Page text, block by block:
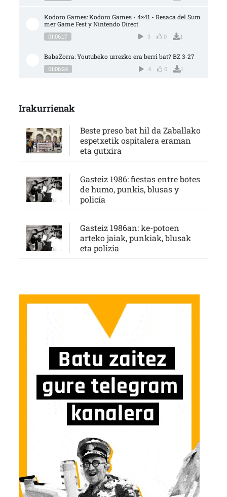
Kodoro Games: Kodoro Games - 4×41 - Resaca del Sum
mer Game Fest y Nintendo Direct
01:06:17 3 0 1
BabaZorra: Youtubeko urrezko era berri bat? BZ 3-27
01:06:24 4 0 1
Irakurrienak
Beste preso bat hil da Zaballako
espetxetik ospitalera eraman
eta gutxira
Gasteiz 1986: fiestas entre botes
de humo, punkis, blusas y
policía
Gasteiz 1986an: ke-potoen
arteko jaiak, punkiak, blusak
eta polizia